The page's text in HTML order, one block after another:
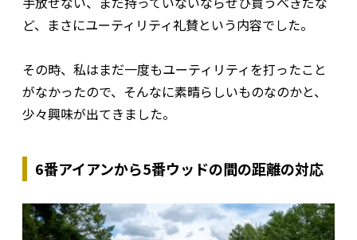
ど、まさにユーティリティ礼賛という内容でした。
その時、私はまだ一度もユーティリティを打ったこと
がなかったので、そんなに素晴らしいものなのかと、
少々興味が出てきました。
6番アイアンから5番ウッドの間の距離の対応